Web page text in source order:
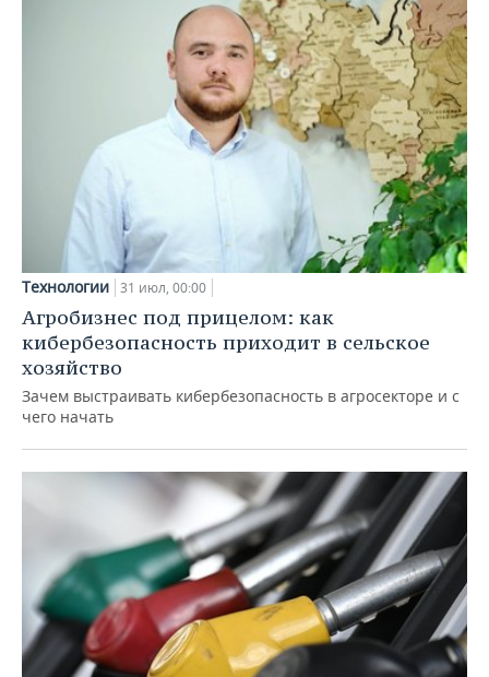
Технологии 31 июл, 00:00
Агробизнес под прицелом: как
кибербезопасность приходит в сельское
хозяйство
Зачем выстраивать кибербезопасность в агросекторе и с
чего начать